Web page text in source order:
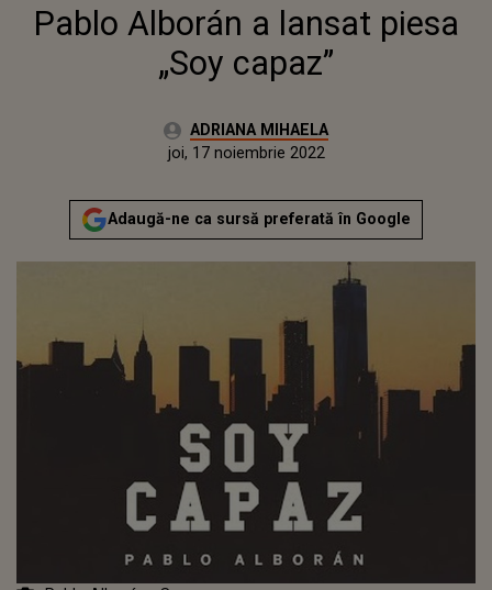
PIESA „SOY CAPAZ”
Pablo Alborán a lansat piesa
„Soy capaz”
Autor:ADRIANA MIHAELA
miercuri, 17 noiembrie 2021
Actualizat:
joi, 17 noiembrie 2022
Adaugă-ne ca sursă preferată în Google